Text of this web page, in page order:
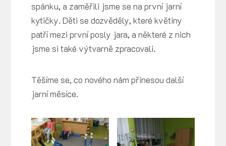
spánku, a zaměřili jsme se na první jarní
kytičky. Děti se dozvěděly, které květiny
patří mezi první posly jara, a některé z nich
jsme si také výtvarně zpracovali.
Těšíme se, co nového nám přinesou další
jarní měsíce.